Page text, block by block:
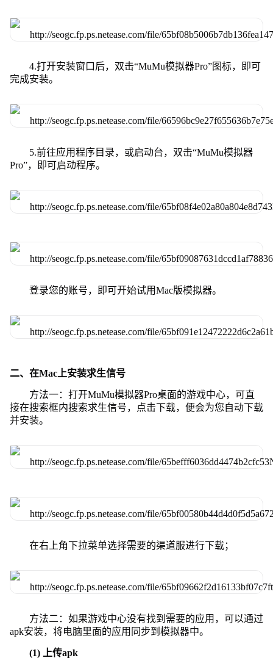
4.打开安装窗口后，双击“MuMu模拟器Pro”图标，即可
完成安装。
5.前往应用程序目录，或启动台，双击“MuMu模拟器
Pro”，即可启动程序。
登录您的账号，即可开始试用Mac版模拟器。
二、在Mac上安装求生信号
方法一：打开MuMu模拟器Pro桌面的游戏中心，可直
接在搜索框内搜索求生信号，点击下载，便会为您自动下载
并安装。
在右上角下拉菜单选择需要的渠道服进行下载；
方法二：如果游戏中心没有找到需要的应用，可以通过
apk安装，将电脑里面的应用同步到模拟器中。
(1) 上传apk